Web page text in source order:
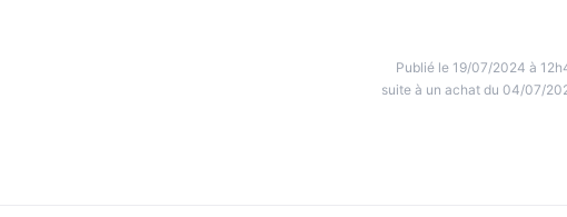
Publié le 19/07/2024 à
suite à un achat du 04/07/